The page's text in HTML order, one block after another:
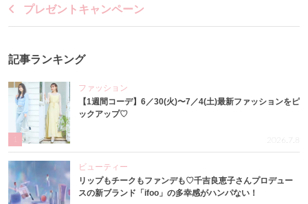
プレゼントキャンペーン
記事ランキング
ファッション
【1週間コーデ】6／30(火)〜7／4(土)最新ファッションをピ
ックアップ♡
2026.7.8
ビューティー
リップもチークもファンデも♡千吉良恵子さんプロデュー
スの新ブランド「ifoo」の多幸感がハンパない！